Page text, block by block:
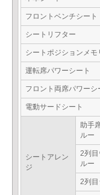
フロントベンチシート
シートリフター
シートポジションメモ
運転席パワーシート
フロント両席パワーシ
電動サードシート
シートアレン
ジ
助手
ルー
2列
ルー
2列目